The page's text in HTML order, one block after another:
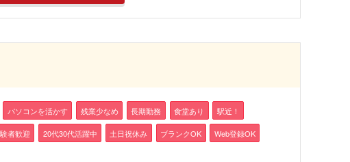
パソコンを活かす 残業少なめ 長期勤務 食堂あり 駅近！
者歓迎 20代30代活躍中 土日祝休み ブランクOK Web登録OK